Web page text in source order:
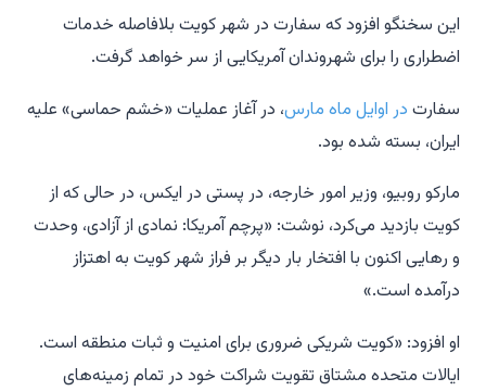
این سخنگو افزود که سفارت در شهر کویت بلافاصله خدمات
اضطراری را برای شهروندان آمریکایی از سر خواهد گرفت.
سفارت در اوایل ماه مارس، در آغاز عملیات «خشم حماسی» علیه
ایران، بسته شده بود.
مارکو روبیو، وزیر امور خارجه، در پستی در ایکس، در حالی که از
کویت بازدید می‌کرد، نوشت: «پرچم آمریکا: نمادی از آزادی، وحدت
و رهایی اکنون با افتخار بار دیگر بر فراز شهر کویت به اهتزاز
درآمده است.»
او افزود: «کویت شریکی ضروری برای امنیت و ثبات منطقه است.
ایالات متحده مشتاق تقویت شراکت خود در تمام زمینه‌های